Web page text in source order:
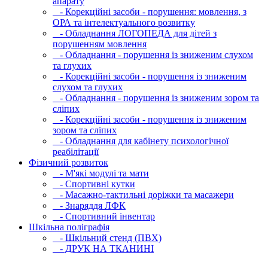
- Корекційні засоби - порушення: мовлення, з
ОРА та інтелектуального розвитку
- Обладнання ЛОГОПЕДА для дітей з
порушенням мовлення
- Обладнання - порушення із зниженим слухом
та глухих
- Корекційні засоби - порушення із зниженим
слухом та глухих
- Обладнання - порушення із зниженим зором та
сліпих
- Корекційні засоби - порушення із зниженим
зором та сліпих
- Обладнання для кабінету психологічної
реабілітації
Фізичний розвиток
- М'які модулi та мати
- Спортивні кутки
- Масажно-тактильні доріжки та масажери
- Знаряддя ЛФК
- Спортивний інвентар
Шкільна поліграфія
- Шкільний стенд (ПВХ)
- ДРУК НА ТКАНИНІ